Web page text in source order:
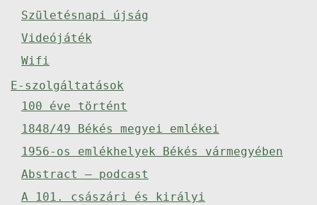
Születésnapi újság
Videójáték
Wifi
E-szolgáltatások
100 éve történt
1848/49 Békés megyei emlékei
1956-os emlékhelyek Békés vármegyében
Abstract – podcast
A 101. császári és királyi